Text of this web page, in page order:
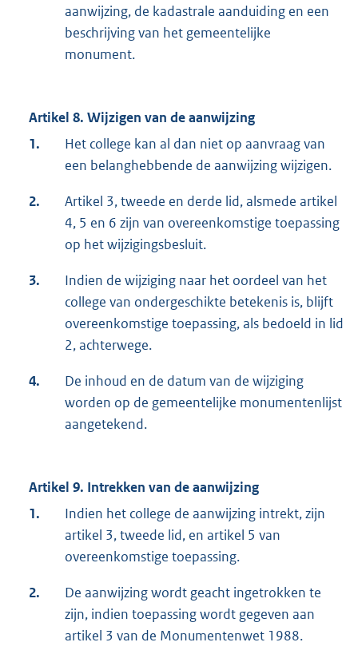
aanwijzing, de kadastrale aanduiding en een
beschrijving van het gemeentelijke
monument.
Artikel 8. Wijzigen van de aanwijzing
1.
Het college kan al dan niet op aanvraag van
een belanghebbende de aanwijzing wijzigen.
2.
Artikel 3, tweede en derde lid, alsmede artikel
4, 5 en 6 zijn van overeenkomstige toepassing
op het wijzigingsbesluit.
3.
Indien de wijziging naar het oordeel van het
college van ondergeschikte betekenis is, blijft
overeenkomstige toepassing, als bedoeld in lid
2, achterwege.
4.
De inhoud en de datum van de wijziging
worden op de gemeentelijke monumentenlijst
aangetekend.
Artikel 9. Intrekken van de aanwijzing
1.
Indien het college de aanwijzing intrekt, zijn
artikel 3, tweede lid, en artikel 5 van
overeenkomstige toepassing.
2.
De aanwijzing wordt geacht ingetrokken te
zijn, indien toepassing wordt gegeven aan
artikel 3 van de Monumentenwet 1988.